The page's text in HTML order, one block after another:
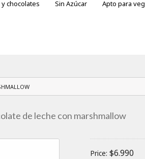
chocolates Sin Azúcar Apto para
de leche con marshmallow
Price: $6.990